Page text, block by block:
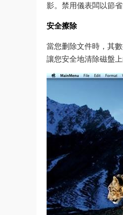
影。禁用儀表闆以節
安全擦除
當您删除文件時，其
讓您安全地清除磁盤